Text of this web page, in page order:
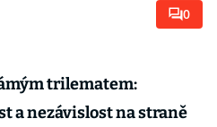
0
trilematem:
a nezávislost na straně